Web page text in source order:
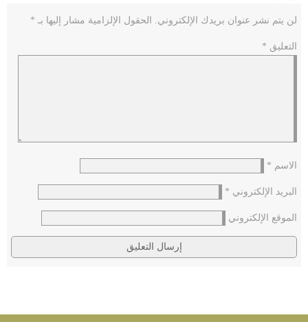
لن يتم نشر عنوان بريدك الإلكتروني. الحقول الإلزامية مشار إليها بـ *
التعليق *
الاسم *
البريد الإلكتروني *
الموقع الإلكتروني